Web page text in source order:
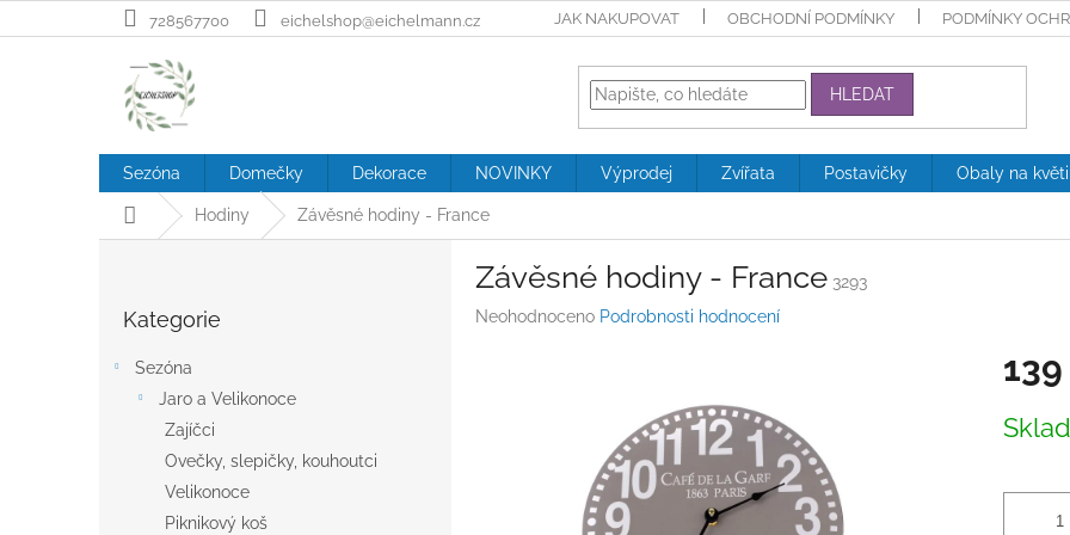
na
728567700 eichelshop@eichelmann.cz JAK NAKUPOVAT OBCHODNÍ PODMÍNKY PODMÍNKY
HLEDAT
Sezóna Domečky Dekorace NOVINKY Výprodej Zvířata Postavičky Obaly na
Domů Hodiny Závěsné hodiny - France
kategorie
Kategorie
Sezóna
Jaro a Velikonoce
Zajíčci
Ovečky, slepičky, kouhoutci
Velikonoce
Piknikový koš
Závěsné hodiny - France 3293
Průměrné
Neohodnoceno Podrobnosti hodnocení
cena: